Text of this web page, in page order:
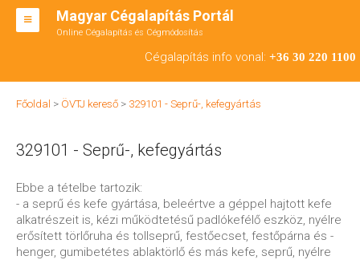
Magyar Cégalapítás Portál
Online Cégalapítás és Cégmódosítás
Cégalapítás info vonal: +36 30 220 1100
BT ALAPÍTÁS
CÉGMÓDOSÍTÁS
ÁTALAKULÁS
TEÁOR SZÁMOK '08
ENGEDÉLYKÖTELES
Főoldal > ÖVTJ kereső > 329101 - Seprű-, kefegyártás
329101 - Seprű-, kefegyártás
Ebbe a tételbe tartozik:
- a seprű és kefe gyártása, beleértve a géppel hajtott kefe
alkatrészeit is, kézi működtetésű padlókefélő eszköz, nyélre
erősített törlőruha és tollseprű, festőecset, festőpárna és -
henger, gumibetétes ablaktörlő és más kefe, seprű, nyélre